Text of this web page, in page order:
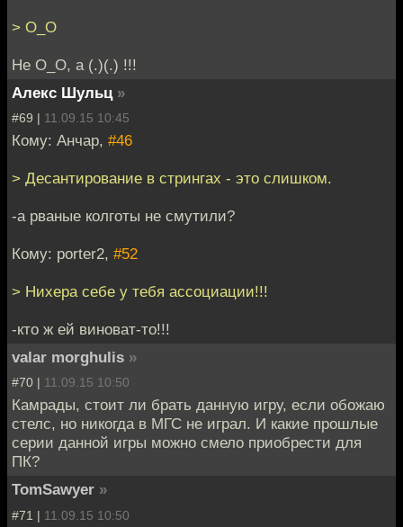
> О_О
Не О_О, а (.)(.) !!!
Алекс Шульц »
#69 | 11.09.15 10:45
Кому: Анчар, #46
> Десантирование в стрингах - это слишком.
-а рваные колготы не смутили?
Кому: porter2, #52
> Нихера себе у тебя ассоциации!!!
-кто ж ей виноват-то!!!
valar morghulis »
#70 | 11.09.15 10:50
Камрады, стоит ли брать данную игру, если обожаю
стелс, но никогда в МГС не играл. И какие прошлые
серии данной игры можно смело приобрести для
ПК?
TomSawyer »
#71 | 11.09.15 10:50